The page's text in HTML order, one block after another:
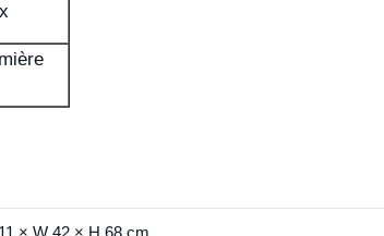
× W 42 × H 68 cm